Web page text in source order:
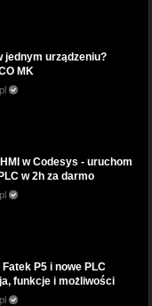
jednym urządzeniu?
MK
w Codesys - uruchom
w 2h za darmo
Fatek P5 i nowe PLC
funkcje i możliwości